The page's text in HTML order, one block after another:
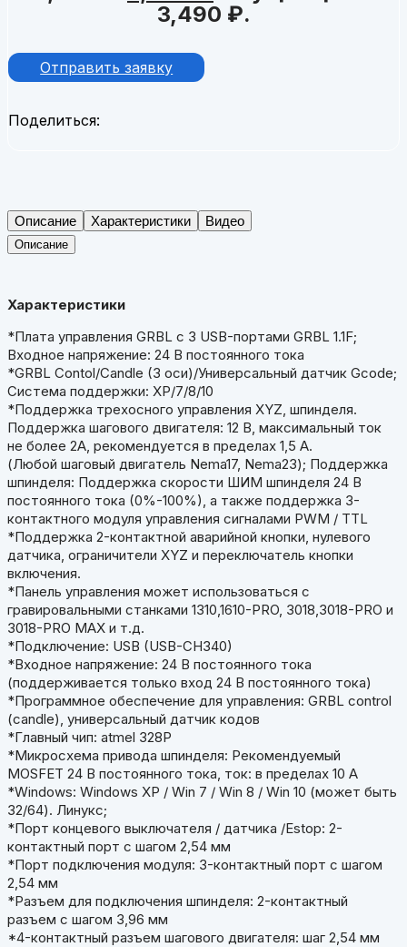
3,490 ₽.
Отправить заявку
Поделиться:
Описание Характеристики Видео
Описание
Характеристики
*Плата управления GRBL с 3 USB-портами GRBL 1.1F;
Входное напряжение: 24 В постоянного тока
*GRBL Contol/Candle (3 оси)/Универсальный датчик Gcode;
Система поддержки: XP/7/8/10
*Поддержка трехосного управления XYZ, шпинделя.
Поддержка шагового двигателя: 12 В, максимальный ток
не более 2А, рекомендуется в пределах 1,5 А.
(Любой шаговый двигатель Nema17, Nema23); Поддержка
шпинделя: Поддержка скорости ШИМ шпинделя 24 В
постоянного тока (0%-100%), а также поддержка 3-
контактного модуля управления сигналами PWM / TTL
*Поддержка 2-контактной аварийной кнопки, нулевого
датчика, ограничители XYZ и переключатель кнопки
включения.
*Панель управления может использоваться с
гравировальными станками 1310,1610-PRO, 3018,3018-PRO и
3018-PRO MAX и т.д.
*Подключение: USB (USB-CH340)
*Входное напряжение: 24 В постоянного тока
(поддерживается только вход 24 В постоянного тока)
*Программное обеспечение для управления: GRBL control
(candle), универсальный датчик кодов
*Главный чип: atmel 328P
*Микросхема привода шпинделя: Рекомендуемый
MOSFET 24 В постоянного тока, ток: в пределах 10 А
*Windows: Windows XP / Win 7 / Win 8 / Win 10 (может быть
32/64). Линукс;
*Порт концевого выключателя / датчика /Estop: 2-
контактный порт с шагом 2,54 мм
*Порт подключения модуля: 3-контактный порт с шагом
2,54 мм
*Разъем для подключения шпинделя: 2-контактный
разъем с шагом 3,96 мм
*4-контактный разъем шагового двигателя: шаг 2,54 мм